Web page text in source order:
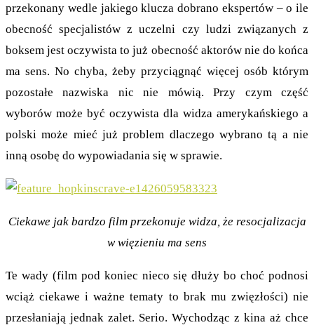
przekonany wedle jakiego klucza dobrano ekspertów – o ile
obecność specjalistów z uczelni czy ludzi związanych z
boksem jest oczywista to już obecność aktorów nie do końca
ma sens. No chyba, żeby przyciągnąć więcej osób którym
pozostałe nazwiska nic nie mówią. Przy czym część
wyborów może być oczywista dla widza amerykańskiego a
polski może mieć już problem dlaczego wybrano tą a nie
inną osobę do wypowiadania się w sprawie.
Ciekawe jak bardzo film przekonuje widza, że resocjalizacja
w więzieniu ma sens
Te wady (film pod koniec nieco się dłuży bo choć podnosi
wciąż ciekawe i ważne tematy to brak mu zwięzłości) nie
przesłaniają jednak zalet. Serio. Wychodząc z kina aż chce